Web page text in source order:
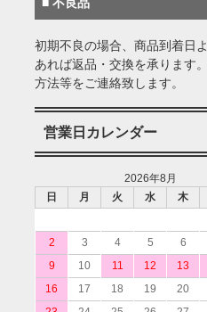
初期不良の場合、商品到着日
あれば返品・交換を承ります
方法等をご連絡致します。
営業日カレンダー
2026年8月
日
月 火 水 木
2
3 4 5 6
9
10 11 12 13
16
17 18 19 20